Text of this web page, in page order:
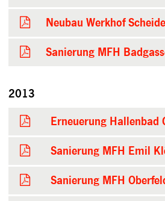
Neubau Werkhof
Sanierung MFH
2013
Erneuerung Hallenbad
Sanierung MFH Emil
Sanierung MFH